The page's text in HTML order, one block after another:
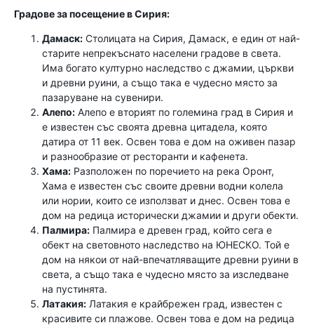
Градове за посещение в Сирия:
Дамаск: Столицата на Сирия, Дамаск, е един от най-
старите непрекъснато населени градове в света.
Има богато културно наследство с джамии, църкви
и древни руини, а също така е чудесно място за
пазаруване на сувенири.
Алепо: Алепо е вторият по големина град в Сирия и
е известен със своята древна цитадела, която
датира от 11 век. Освен това е дом на оживен пазар
и разнообразие от ресторанти и кафенета.
Хама: Разположен по поречието на река Оронт,
Хама е известен със своите древни водни колела
или нории, които се използват и днес. Освен това е
дом на редица исторически джамии и други обекти.
Палмира: Палмира е древен град, който сега е
обект на световното наследство на ЮНЕСКО. Той е
дом на някои от най-впечатляващите древни руини в
света, а също така е чудесно място за изследване
на пустинята.
Латакия: Латакия е крайбрежен град, известен с
красивите си плажове. Освен това е дом на редица